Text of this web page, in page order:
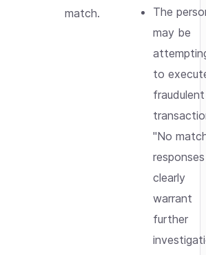
match.
The
may be
to
fraudulent
"No
responses
clearly
warrant
further